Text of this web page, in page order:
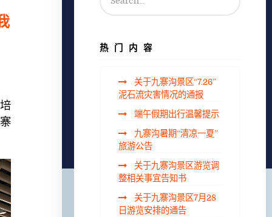
热门内容
关于九寨沟景区“7.26”
泥石流灾害情况的通报
端午假期出行温馨提示
九寨沟暑期“清凉一夏”
旅游公告
关于九寨沟景区游览调
整相关事宜告知书
关于九寨沟景区7月28
日游览安排的通告